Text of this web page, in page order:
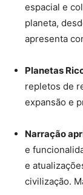
espacial e
planeta,
apresenta
Planetas
repletos de
expansão e
Narração
e
e
civilização.